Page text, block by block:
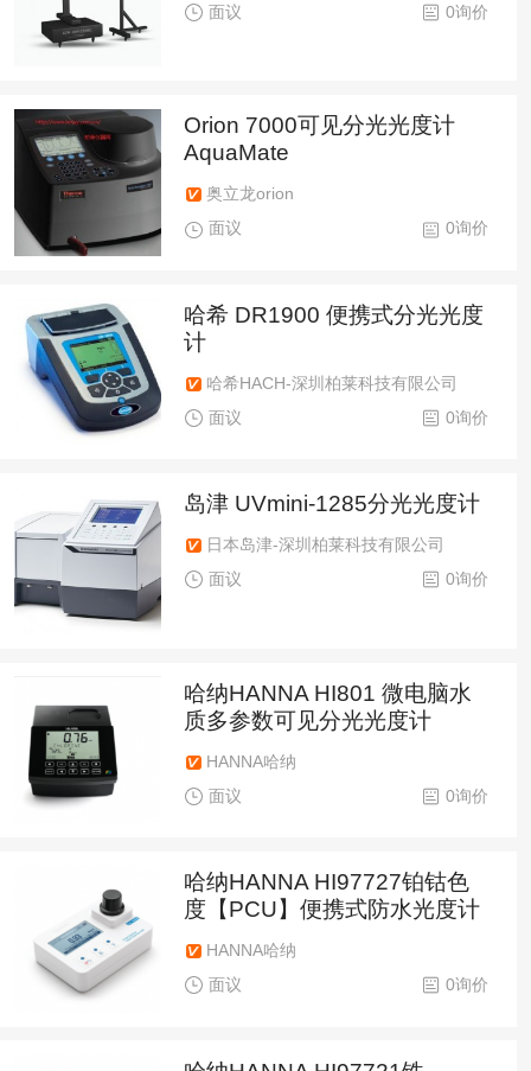
0询价
面议
Orion 7000可见分光光度计
AquaMate
奥立龙orion
0询价
面议
哈希 DR1900 便携式分光光度
计
哈希HACH-深圳柏莱科技有限公司
0询价
面议
岛津 UVmini-1285分光光度计
日本岛津-深圳柏莱科技有限公司
0询价
面议
哈纳HANNA HI801 微电脑水
质多参数可见分光光度计
HANNA哈纳
0询价
面议
哈纳HANNA HI97727铂钴色
度【PCU】便携式防水光度计
HANNA哈纳
0询价
面议